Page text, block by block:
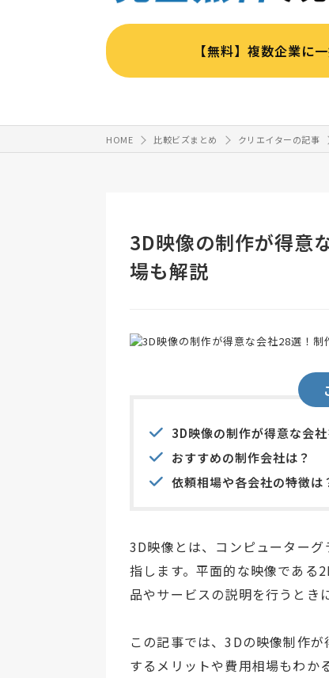
【無料】複数企業に
HOME 比較ビズまとめ クリエイターの記事
3D映像の制作が得意
場も解説
3D映像の制作が得意な会
おすすめの制作会社は？
依頼相場や各会社の特徴は
3D映像とは、コンピューター
指します。平面的な映像である
品やサービスの説明を行うとき
この記事では、3Dの映像制作
するメリットや費用相場もわか